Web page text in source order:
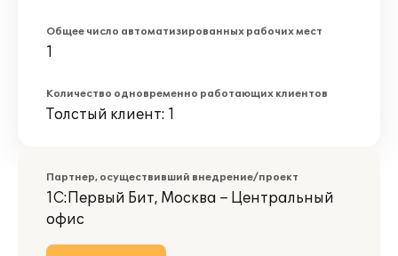
Общее число автоматизированных рабочих мест
1
Количество одновременно работающих клиентов
Толстый клиент: 1
Партнер, осуществивший внедрение/проект
1С:Первый Бит, Москва – Центральный
офис